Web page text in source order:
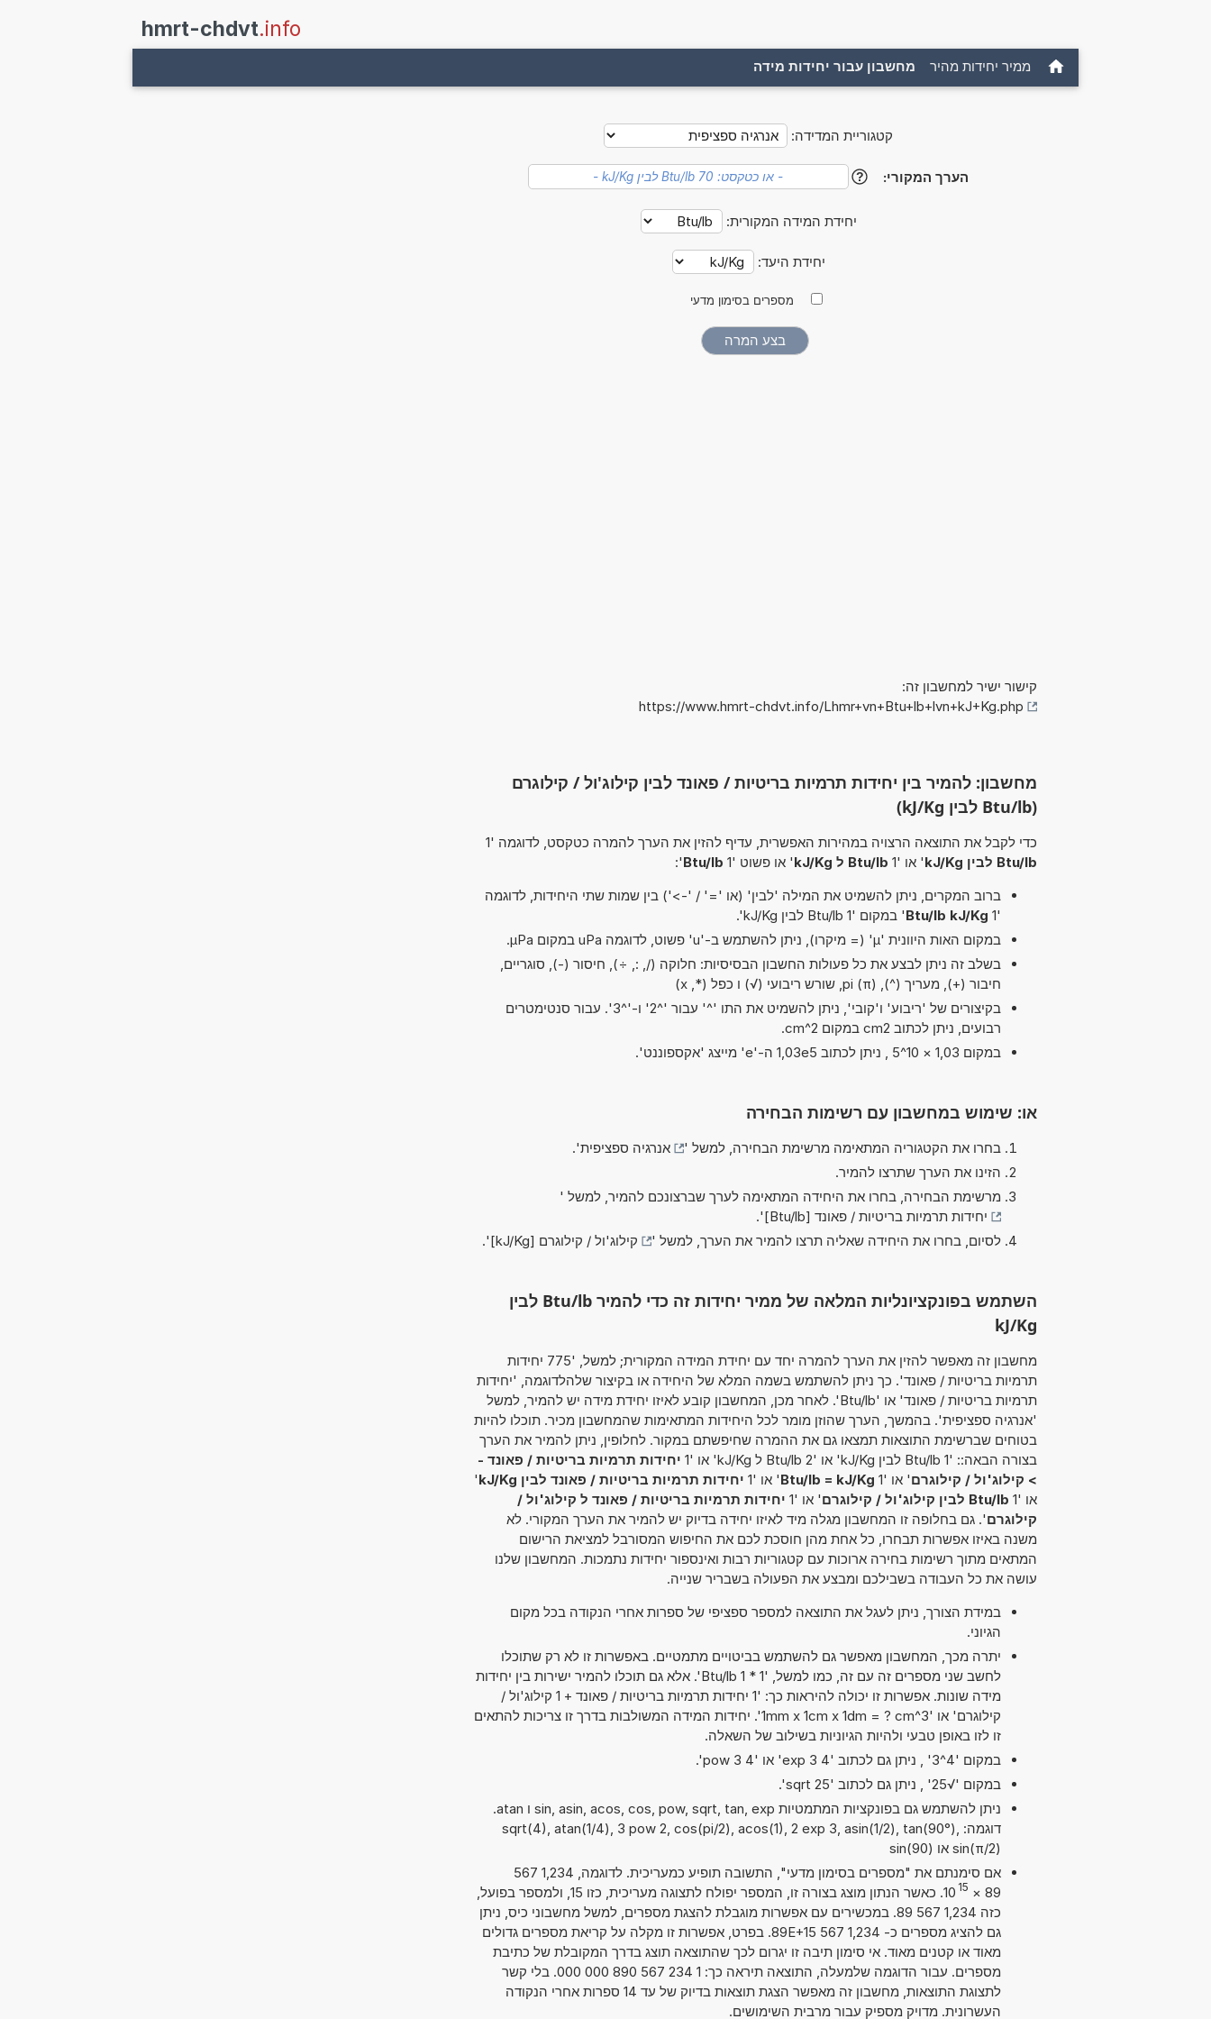
hmrt-chdvt.info
ממיר יחידות מהיר מחשבון עבור יחידות מידה
קטגוריית המדידה:
הערך המקורי: ?
יחידת המידה המקורית:
יחידת היעד:
מספרים בסימון מדעי
קישור ישיר למחשבון זה:
https://www.hmrt-chdvt.info/Lhmr+vn+Btu+lb+lvn+kJ+Kg.php
מחשבון: להמיר בין יחידות תרמיות בריטיות / פאונד לבין קילוג'ול / קילוגרם
(Btu/lb לבין kJ/Kg)
כדי לקבל את התוצאה הרצויה במהירות האפשרית, עדיף להזין את הערך להמרה כטקסט, לדוגמה '1
Btu/lb לבין kJ/Kg
' או '1 Btu/lb ל kJ/Kg ' או פשוט '1 Btu/lb
':
ברוב המקרים, ניתן להשמיט את המילה 'לבין' (או '=' / '->') בין שמות שתי היחידות, לדוגמה
'1
Btu/lb kJ/Kg' במקום '1 Btu/lb לבין kJ/Kg'.
במקום האות היוונית 'µ' (= מיקרו), ניתן להשתמש ב-'u' פשוט, לדוגמה uPa במקום µPa.
בשלב זה ניתן לבצע את כל פעולות החשבון הבסיסיות: חלוקה (/, :, ÷), חיסור (-), סוגריים,
חיבור (+), מעריך (^), pi (π), שורש ריבועי (√) ו כפל (*, x)
בקיצורים של 'ריבוע' ו'קובי', ניתן להשמיט את התו '^' עבור '^2' ו-'^3'. עבור סנטימטרים
רבועים, ניתן לכתוב cm2 במקום cm^2.
במקום 1,03 × 10^5 , ניתן לכתוב 1,03e5 ה-'e' מייצג 'אקספוננט'.
או: שימוש במחשבון עם רשימות הבחירה
בחרו את הקטגוריה המתאימה מרשימת הבחירה, למשל ' אנרגיה ספציפית'.
הזינו את הערך שתרצו להמיר.
מרשימת הבחירה, בחרו את היחידה המתאימה לערך שברצונכם להמיר, למשל '
יחידות תרמיות בריטיות / פאונד [Btu/lb]
'.
לסיום, בחרו את היחידה שאליה תרצו להמיר את הערך, למשל '
קילוג'ול / קילוגרם [kJ/Kg] '.
השתמש בפונקציונליות המלאה של ממיר יחידות זה כדי להמיר Btu/lb לבין
kJ/Kg
מחשבון זה מאפשר להזין את הערך להמרה יחד עם יחידת המידה המקורית; למשל, '775 יחידות
תרמיות בריטיות / פאונד'. כך ניתן להשתמש בשמה המלא של היחידה או בקיצור שלהלדוגמה, 'יחידות
תרמיות בריטיות / פאונד' או 'Btu/lb'. לאחר מכן, המחשבון קובע לאיזו יחידת מידה יש להמיר, למשל
'אנרגיה ספציפית'. בהמשך, הערך שהוזן מומר לכל היחידות המתאימות שהמחשבון מכיר. תוכלו להיות
בטוחים שברשימת התוצאות תמצאו גם את ההמרה שחיפשתם במקור. לחלופין, ניתן להמיר את הערך
בצורה הבאה:: '1 Btu/lb לבין kJ/Kg' או '2 Btu/lb ל kJ/Kg' או '1
יחידות תרמיות בריטיות / פאונד -
> קילוג'ול / קילוגרם' או '1 Btu/lb = kJ/Kg' או '1 יחידות תרמיות בריטיות / פאונד לבין kJ/Kg
'
או '1 Btu/lb לבין קילוג'ול / קילוגרם ' או '1 יחידות תרמיות בריטיות / פאונד ל קילוג'ול /
קילוגרם'. גם בחלופה זו המחשבון מגלה מיד לאיזו יחידה בדיוק יש להמיר את הערך המקורי. לא
משנה באיזו אפשרות תבחרו, כל אחת מהן חוסכת לכם את החיפוש המסורבל למציאת הרישום
המתאים מתוך רשימות בחירה ארוכות עם קטגוריות רבות ואינספור יחידות נתמכות. המחשבון שלנו
עושה את כל העבודה בשבילכם ומבצע את הפעולה בשבריר שנייה.
במידת הצורך, ניתן לעגל את התוצאה למספר ספציפי של ספרות אחרי הנקודה בכל מקום
הגיוני.
יתרה מכך, המחשבון מאפשר גם להשתמש בביטויים מתמטיים. באפשרות זו לא רק שתוכלו
לחשב שני מספרים זה עם זה, כמו למשל, '1 * 1 Btu/lb'. אלא גם תוכלו להמיר ישירות בין יחידות
מידה שונות. אפשרות זו יכולה להיראות כך: '1 יחידות תרמיות בריטיות / פאונד + 1 קילוג'ול /
קילוגרם' או '1mm x 1cm x 1dm = ? cm^3'. יחידות המידה המשולבות בדרך זו צריכות להתאים
זו לזו באופן טבעי ולהיות הגיוניות בשילוב של השאלה.
במקום '4^3' , ניתן גם לכתוב '4 exp 3' או '4 pow 3'.
במקום '√25' , ניתן גם לכתוב 'sqrt 25'.
ניתן להשתמש גם בפונקציות המתמטיות sin, asin, acos, cos, pow, sqrt, tan, exp ו atan.
דוגמה: sqrt(4), atan(1/4), 3 pow 2, cos(pi/2), acos(1), 2 exp 3, asin(1/2), tan(90°),
sin(π/2) או sin(90)
אם סימנתם את "מספרים בסימון מדעי", התשובה תופיע כמעריכית. לדוגמה, 1,234 567
89
×
10 15
. כאשר הנתון מוצג בצורה זו, המספר יפולח לתצוגה מעריכית, כזו 15, ולמספר בפועל,
כזה 1,234 567 89. במכשירים עם אפשרות מוגבלת להצגת מספרים, למשל מחשבוני כיס, ניתן
גם להציג מספרים כ- 1,234 567 89E+15. בפרט, אפשרות זו מקלה על קריאת מספרים גדולים
מאוד או קטנים מאוד. אי סימון תיבה זו יגרום לכך שהתוצאה תוצג בדרך המקובלת של כתיבת
מספרים. עבור הדוגמה שלמעלה, התוצאה תיראה כך: 1 234 567 890 000 000. בלי קשר
לתצוגת התוצאות, מחשבון זה מאפשר הצגת תוצאות בדיוק של עד 14 ספרות אחרי הנקודה
העשרונית. מדויק מספיק עבור מרבית השימושים.